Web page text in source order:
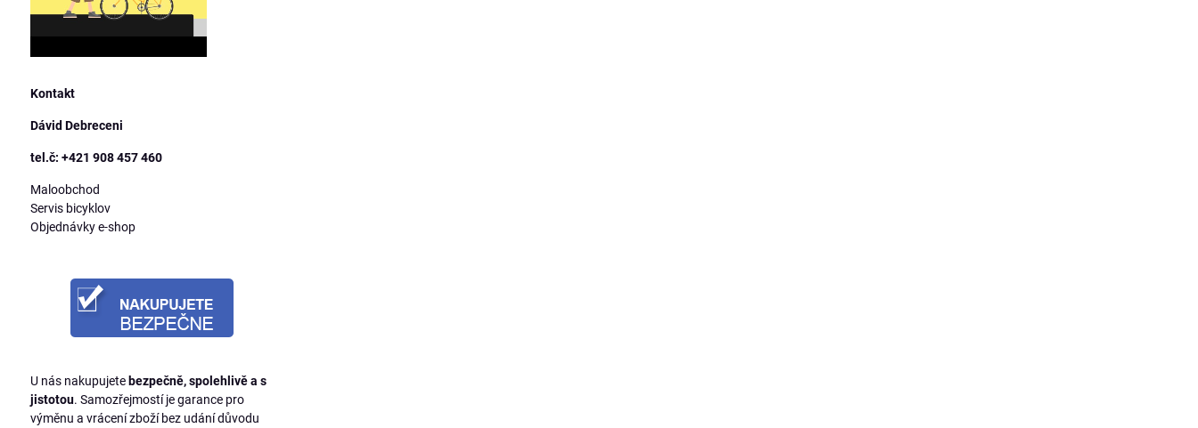
Kontakt
Dávid Debreceni
tel.č: +421 908 457 460
Maloobchod
Servis bicyklov
Objednávky e-shop
U nás nakupujete bezpečně, spolehlivě a s
jistotou. Samozřejmostí je garance pro
výměnu a vrácení zboží bez udání důvodu